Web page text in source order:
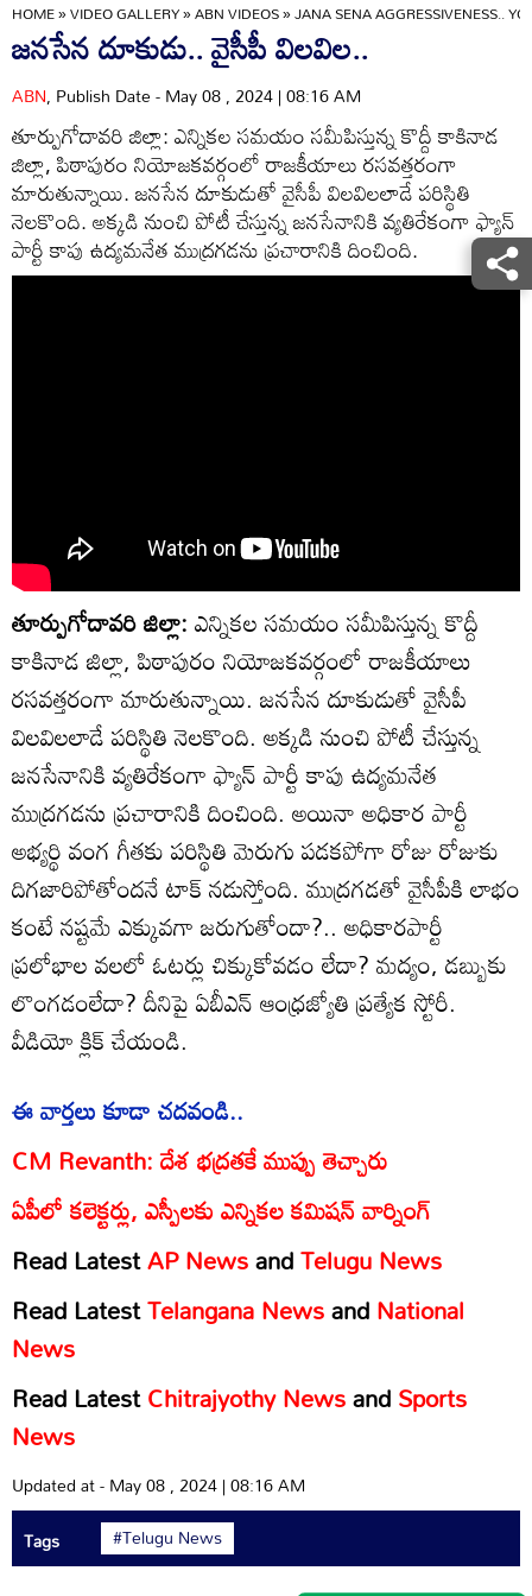
HOME»VIDEO GALLERY»ABN VIDEOS»JANA SENA AGGRESSIVENESS..
జనసేన దూకుడు.. వైసీపీ విలవిల..
ABN, Publish Date - May 08 , 2024 | 08:16 AM
తూర్పుగోదావరి జిల్లా: ఎన్నికల సమయం సమీపిస్తున్న కొద్దీ కాకినాడ
జిల్లా, పిఠాపురం నియోజకవర్గంలో రాజకీయాలు రసవత్తరంగా
మారుతున్నాయి. జనసేన దూకుడుతో వైసీపీ విలవిలలాడే పరిస్థితి
నెలకొంది. అక్కడి నుంచి పోటీ చేస్తున్న జనసేనానికి వ్యతిరేకంగా ఫ్యాన్
పార్టీ కాపు ఉద్యమనేత ముద్రగడను ప్రచారానికి దించింది.
తూర్పుగోదావరి జిల్లా:ఎన్నికల సమయం సమీపిస్తున్న కొద్దీ
కాకినాడ జిల్లా, పిఠాపురం నియోజకవర్గంలో రాజకీయాలు
రసవత్తరంగా మారుతున్నాయి. జనసేన దూకుడుతో వైసీపీ
విలవిలలాడే పరిస్థితి నెలకొంది. అక్కడి నుంచి పోటీ చేస్తున్న
జనసేనానికి వ్యతిరేకంగా ఫ్యాన్ పార్టీ కాపు ఉద్యమనేత
ముద్రగడను ప్రచారానికి దించింది. అయినా అధికార పార్టీ
అభ్యర్థి వంగ గీతకు పరిస్థితి మెరుగు పడకపోగా రోజు రోజుకు
దిగజారిపోతోందనే టాక్ నడుస్తోంది. ముద్రగడతో వైసీపీకి లాభం
కంటే నష్టమే ఎక్కువగా జరుగుతోందా?.. అధికారపార్టీ
ప్రలోభాల వలలో ఓటర్లు చిక్కుకోవడం లేదా? మద్యం, డబ్బుకు
లొంగడంలేదా? దీనిపై ఏబీఎన్ ఆంధ్రజ్యోతి ప్రత్యేక స్టోరీ.
వీడియో క్లిక్ చేయండి.
ఈ వార్తలు కూడా చదవండి..
CM Revanth: దేశ భద్రతకే ముప్పు తెచ్చారు
ఏపీలో కలెక్టర్లు, ఎస్పీలకు ఎన్నికల కమిషన్ వార్నింగ్
Read LatestAP NewsandTelugu News
Read LatestTelangana NewsandNational
News
Read LatestChitrajyothy NewsandSports
News
Updated at - May 08 , 2024 | 08:16 AM
Tags
#Telugu News